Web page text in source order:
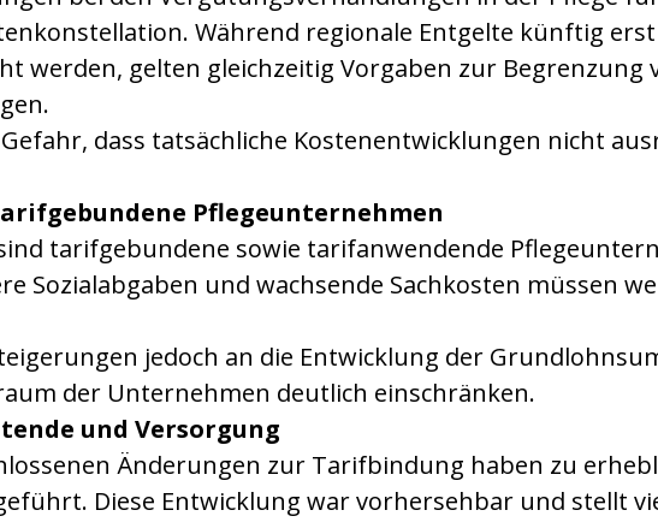
Während regionale Entgelte künftig
werden, gelten gleichzeitig Vorgaben zur Begrenzung
dass tatsächliche Kostenentwicklungen nicht
Pflegeunternehmen
tarifgebundene sowie tarifanwendende
Sozialabgaben und wachsende Sachkosten müssen
jedoch an die Entwicklung der
der Unternehmen deutlich einschränken.
und Versorgung
Änderungen zur Tarifbindung haben zu
Diese Entwicklung war vorhersehbar und stellt